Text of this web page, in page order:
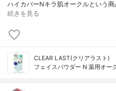
ハイカバーNキラ肌オークルという
続きを見る
CLEAR LAST(クリアラスト)
フェイスパウダー N 薬用オー